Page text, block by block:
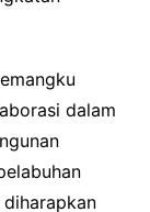
dalam